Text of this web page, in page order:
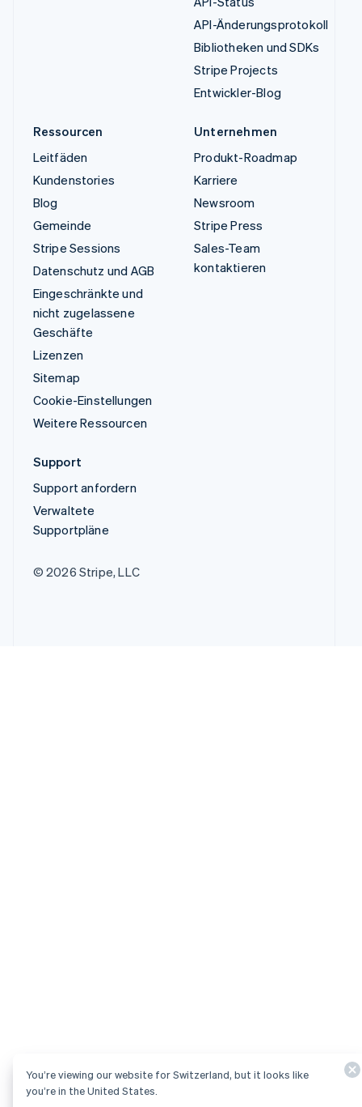
API-Änderungsprotokoll
Bibliotheken und SDKs
Stripe Projects
Entwickler-Blog
Ressourcen
Leitfäden
Kundenstories
Blog
Gemeinde
Stripe Sessions
Datenschutz und AGB
Eingeschränkte und
nicht zugelassene
Geschäfte
Lizenzen
Sitemap
Cookie-Einstellungen
Weitere Ressourcen
Unternehmen
Produkt-Roadmap
Karriere
Newsroom
Stripe Press
Sales-Team
kontaktieren
Support
Support anfordern
Verwaltete
Supportpläne
© 2026 Stripe, LLC
You’re viewing our website for Switzerland, but it looks like
you’re in the United States.